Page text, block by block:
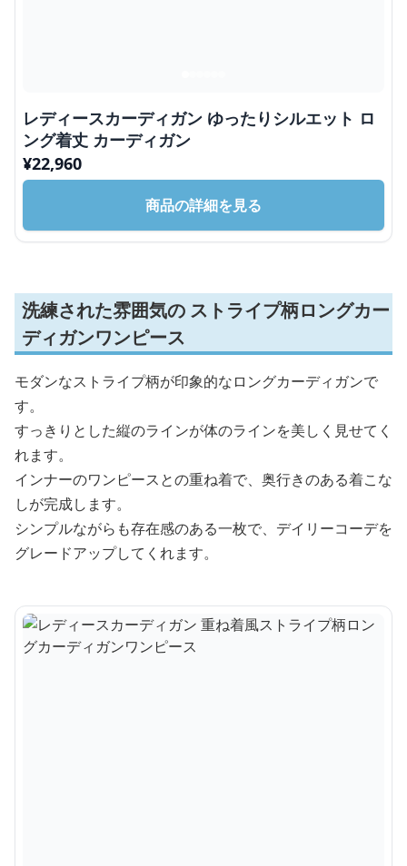
レディースカーディガン ゆったりシルエット ロ
ング着丈 カーディガン
¥22,960
商品の詳細を見る
洗練された雰囲気の ストライプ柄ロングカー
ディガンワンピース
モダンなストライプ柄が印象的なロングカーディガンで
す。
すっきりとした縦のラインが体のラインを美しく見せてく
れます。
インナーのワンピースとの重ね着で、奥行きのある着こな
しが完成します。
シンプルながらも存在感のある一枚で、デイリーコーデを
グレードアップしてくれます。